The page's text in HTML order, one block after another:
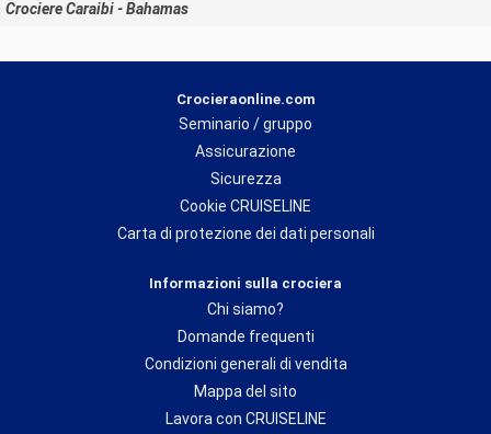
Crociere Caraibi - Bahamas
Crocieraonline.com
Seminario / gruppo
Assicurazione
Sicurezza
Cookie CRUISELINE
Carta di protezione dei dati personali
Informazioni sulla crociera
Chi siamo?
Domande frequenti
Condizioni generali di vendita
Mappa del sito
Lavora con CRUISELINE